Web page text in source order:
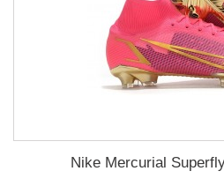
Nike Mercurial